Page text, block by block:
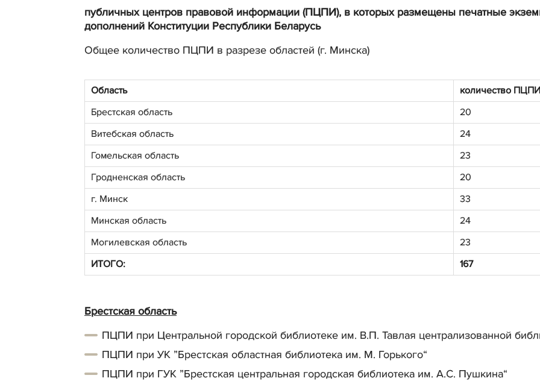
публичных центров правовой информации (ПЦПИ), в которых размещены печатные
дополнений Конституции Республики Беларусь
Общее количество ПЦПИ в разрезе областей (г. Минска)
Область
количество ПЦПИ
Брестская область
20
Витебская область
24
Гомельская область
23
Гродненская область
20
г. Минск
33
Минская область
24
Могилевская область
23
ИТОГО:
167
Брестская область
ПЦПИ при Центральной городской библиотеке им. В.П. Тавлая централизованной
ПЦПИ при УК ”Брестская областная библиотека им. М. Горького“
ПЦПИ при ГУК ”Брестская центральная городская библиотека им. А.С. Пушкина“